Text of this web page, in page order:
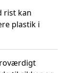
rist kan
plastik i